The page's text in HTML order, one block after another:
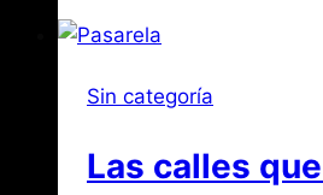
y
II)
Sin categoría
Las calles